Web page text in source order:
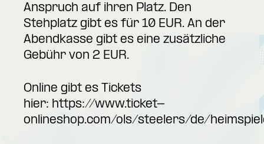
Anspruch auf ihren Platz. Den
Stehplatz gibt es für 10 EUR. An der
Abendkasse gibt es eine zusätzliche
Gebühr von 2 EUR.
Online gibt es Tickets
hier: https://www.ticket-
onlineshop.com/ols/steelers/de/